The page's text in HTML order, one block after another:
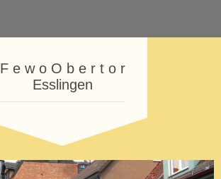
F e w o O b e r t o r
Esslingen